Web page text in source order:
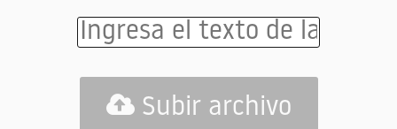
Subir archivo